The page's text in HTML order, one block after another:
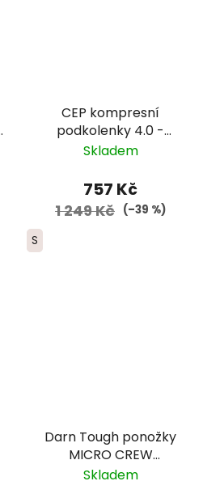
CEP kompresní
podkolenky 4.0 -
dámské -
Skladem
757 Kč
1 249 Kč (–39 %)
S
Darn Tough ponožky
MICRO CREW
Lightweight Merino -
Skladem